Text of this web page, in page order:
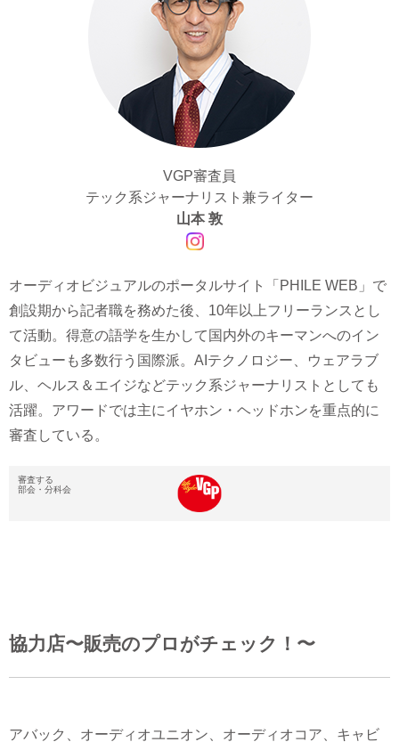
VGP審査員
テック系ジャーナリスト兼ライター
山本 敦
オーディオビジュアルのポータルサイト「PHILE WEB」で
創設期から記者職を務めた後、10年以上フリーランスとし
て活動。得意の語学を生かして国内外のキーマンへのイン
タビューも多数行う国際派。AIテクノロジー、ウェアラブ
ル、ヘルス＆エイジなどテック系ジャーナリストとしても
活躍。アワードでは主にイヤホン・ヘッドホンを重点的に
審査している。
協力店〜販売のプロがチェック！〜
アバック、オーディオユニオン、オーディオコア、キャビ